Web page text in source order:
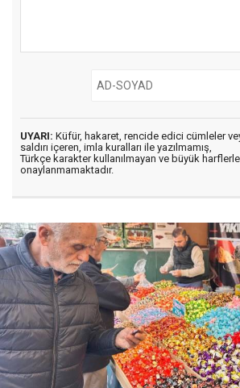
UYARI: Küfür, hakaret, rencide edici cümleler
saldırı içeren, imla kuralları ile yazılmamış,
Türkçe karakter kullanılmayan ve büyük
onaylanmamaktadır.